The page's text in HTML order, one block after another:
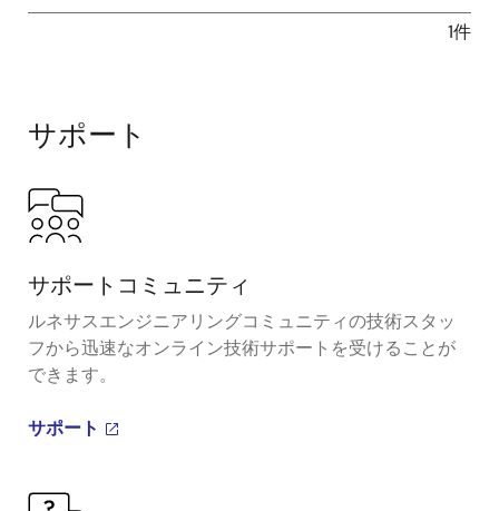
1件
サポート
サポートコミュニティ
ルネサスエンジニアリングコミュニティの技術スタッ
フから迅速なオンライン技術サポートを受けることが
できます。
サポート